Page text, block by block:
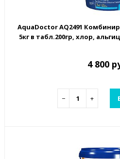
AquaDoctor AQ2491
5кг в табл.200гр, хлор,
4 800
− +